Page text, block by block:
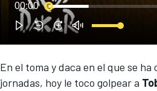
00:00
En el toma y daca en el que se
jornadas, hoy le toco golpear a